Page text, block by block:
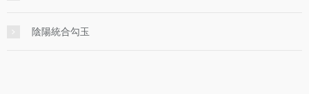
陰陽統合勾玉